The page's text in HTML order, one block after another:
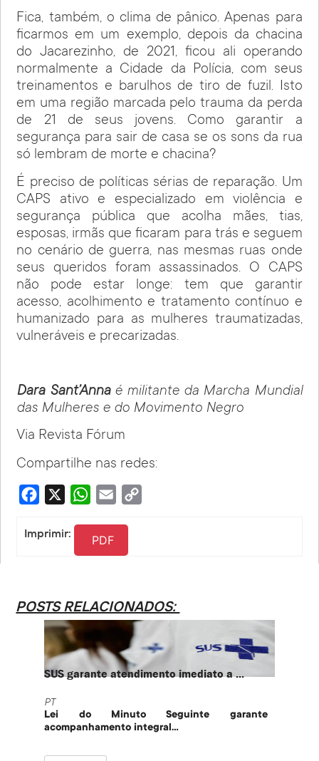
Fica, também, o clima de pânico. Apenas para
ficarmos em um exemplo, depois da chacina
do Jacarezinho, de 2021, ficou ali operando
normalmente a Cidade da Polícia, com seus
treinamentos e barulhos de tiro de fuzil. Isto
em uma região marcada pelo trauma da perda
de 21 de seus jovens. Como garantir a
segurança para sair de casa se os sons da rua
só lembram de morte e chacina?
É preciso de políticas sérias de reparação. Um
CAPS ativo e especializado em violência e
segurança pública que acolha mães, tias,
esposas, irmãs que ficaram para trás e seguem
no cenário de guerra, nas mesmas ruas onde
seus queridos foram assassinados. O CAPS
não pode estar longe: tem que garantir
acesso, acolhimento e tratamento contínuo e
humanizado para as mulheres traumatizadas,
vulneráveis e precarizadas.
Dara Sant’Anna é militante da Marcha Mundial
das Mulheres e do Movimento Negro
Via Revista Fórum
Compartilhe nas redes:
Facebook WhatsApp
Email
Imprimir: PDF
POSTS RELACIONADOS:
SUS garante atendimento imediato a ...
PT
Lei do Minuto Seguinte garante
acompanhamento integral...